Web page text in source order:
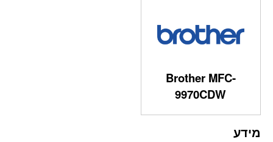
Brother MFC-
9970CDW
מידע